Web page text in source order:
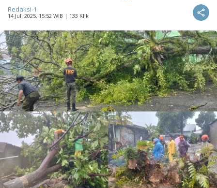
Redaksi-1
14 Juli 2025, 15:52 WIB | 133 Klik